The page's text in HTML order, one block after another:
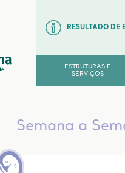
RESULTADO DE
ESTRUTURAS E
SERVIÇOS
Semana a